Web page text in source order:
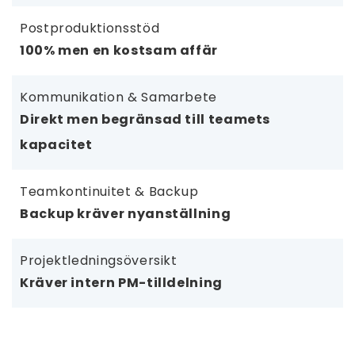
Postproduktionsstöd
100% men en kostsam affär
Kommunikation & Samarbete
Direkt men begränsad till teamets
kapacitet
Teamkontinuitet & Backup
Backup kräver nyanställning
Projektledningsöversikt
Kräver intern PM-tilldelning